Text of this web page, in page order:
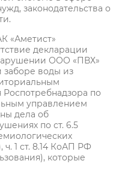
законодательства о
«Аметист»
декларации
ООО «ПВХ»
заборе воды из
по
управлением
дела об
по ст. 6.5
1 ст. 8.14 КоАП РФ
которые